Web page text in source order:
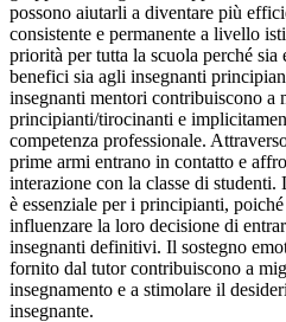
possono aiutarli a diventare più
consistente e permanente a livello
priorità per tutta la scuola perché
benefici sia agli insegnanti
insegnanti mentori contribuiscono a
principianti/tirocinanti e
competenza professionale.
prime armi entrano in contatto e
interazione con la classe di
è essenziale per i principianti,
influenzare la loro decisione di
insegnanti definitivi. Il sostegno
fornito dal tutor contribuiscono a
insegnamento e a stimolare il
insegnante.